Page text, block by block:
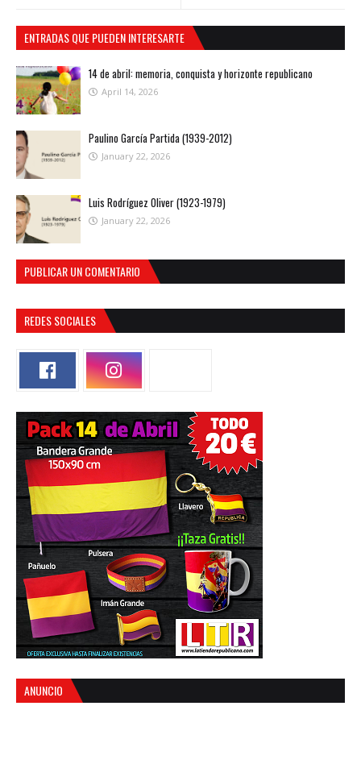
ENTRADAS QUE PUEDEN INTERESARTE
14 de abril: memoria, conquista y horizonte republicano
April 14, 2026
Paulino García Partida (1939-2012)
January 22, 2026
Luis Rodríguez Oliver (1923-1979)
January 22, 2026
PUBLICAR UN COMENTARIO
REDES SOCIALES
ANUNCIO